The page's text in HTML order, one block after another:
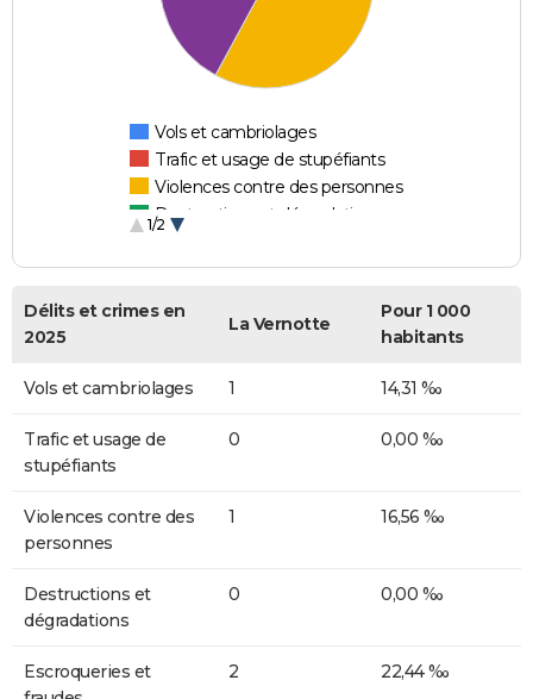
Vols et cambriolages
Trafic et usage de stupéfiants
Violences contre des personnes
Destructions et dégradations
1/2
Délits et crimes en
2025
La Vernotte
Pour 1 000
habitants
Vols et cambriolages 1 14,31 ‰
Trafic et usage de
stupéfiants
0 0,00 ‰
Violences contre des
personnes
1 16,56 ‰
Destructions et
dégradations
0 0,00 ‰
Escroqueries et
2 22,44 ‰